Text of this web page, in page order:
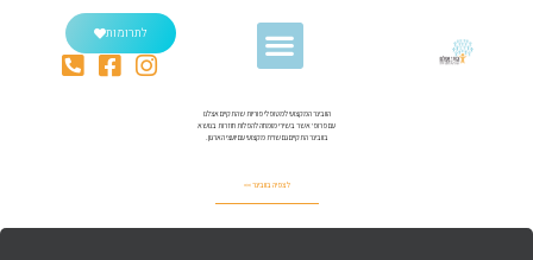
לתרומות
הוובינר המקצועי למטופלי פוריות שהתקיים אצלנו
עם פרופ' אשר בשירי מומחה להפלות חוזרות בנושא
בוובינר התקיים גם שו"ת מקצועי עם יועצי הארגון.
לצפיה בוובינר >>